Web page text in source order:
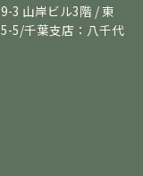
3 山岸ビル3階 / 東
5/千葉支店：八千代